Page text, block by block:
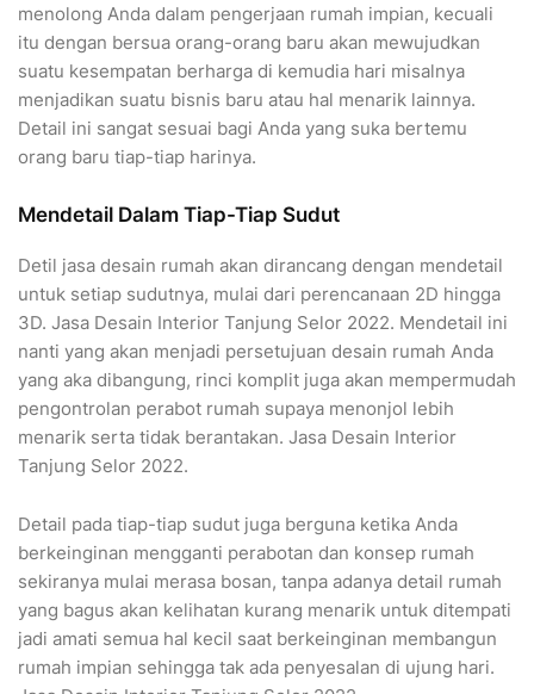
menolong Anda dalam pengerjaan rumah impian, kecuali
itu dengan bersua orang-orang baru akan mewujudkan
suatu kesempatan berharga di kemudia hari misalnya
menjadikan suatu bisnis baru atau hal menarik lainnya.
Detail ini sangat sesuai bagi Anda yang suka bertemu
orang baru tiap-tiap harinya.
Mendetail Dalam Tiap-Tiap Sudut
Detil jasa desain rumah akan dirancang dengan mendetail
untuk setiap sudutnya, mulai dari perencanaan 2D hingga
3D. Jasa Desain Interior Tanjung Selor 2022. Mendetail ini
nanti yang akan menjadi persetujuan desain rumah Anda
yang aka dibangung, rinci komplit juga akan mempermudah
pengontrolan perabot rumah supaya menonjol lebih
menarik serta tidak berantakan. Jasa Desain Interior
Tanjung Selor 2022.
Detail pada tiap-tiap sudut juga berguna ketika Anda
berkeinginan mengganti perabotan dan konsep rumah
sekiranya mulai merasa bosan, tanpa adanya detail rumah
yang bagus akan kelihatan kurang menarik untuk ditempati
jadi amati semua hal kecil saat berkeinginan membangun
rumah impian sehingga tak ada penyesalan di ujung hari.